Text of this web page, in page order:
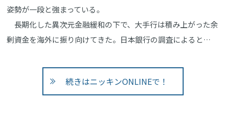
姿勢が一段と強まっている。
長期化した異次元金融緩和の下で、大手行は積み上がった余
剰資金を海外に振り向けてきた。日本銀行の調査によると…
続きはニッキンONLINEで！